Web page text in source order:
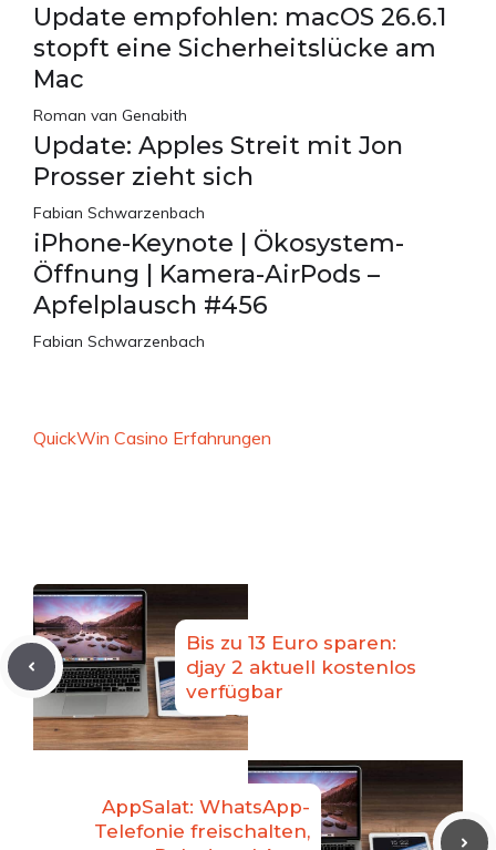
Update empfohlen: macOS 26.6.1
stopft eine Sicherheitslücke am
Mac
Roman van Genabith
Update: Apples Streit mit Jon
Prosser zieht sich
Fabian Schwarzenbach
iPhone-Keynote | Ökosystem-
Öffnung | Kamera-AirPods –
Apfelplausch #456
Fabian Schwarzenbach
QuickWin Casino Erfahrungen
Bis zu 13 Euro sparen:
djay 2 aktuell kostenlos
verfügbar
AppSalat: WhatsApp-
Telefonie freischalten,